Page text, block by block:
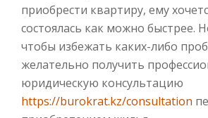
приобрести квартиру, ему
состоялась как можно быстрее.
чтобы избежать каких-либо
желательно получить
юридическую консультацию
https://burokrat.kz/consultation